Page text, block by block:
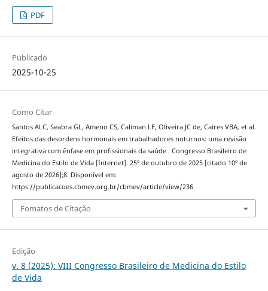
PDF
Publicado
2025-10-25
Como Citar
Santos ALC, Seabra GL, Ameno CS, Caliman LF, Oliveira JC de, Caires VBA, et al.
Efeitos das desordens hormonais em trabalhadores noturnos: uma revisão
integrativa com ênfase em profissionais da saúde . Congresso Brasileiro de
Medicina do Estilo de Vida [Internet]. 25º de outubro de 2025 [citado 10º de
agosto de 2026];8. Disponível em:
https://publicacoes.cbmev.org.br/cbmev/article/view/236
Fomatos de Citação
Edição
v. 8 (2025): VIII Congresso Brasileiro de Medicina do Estilo
de Vida